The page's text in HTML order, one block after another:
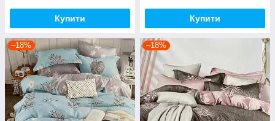
Купити Купити
–18% –18%